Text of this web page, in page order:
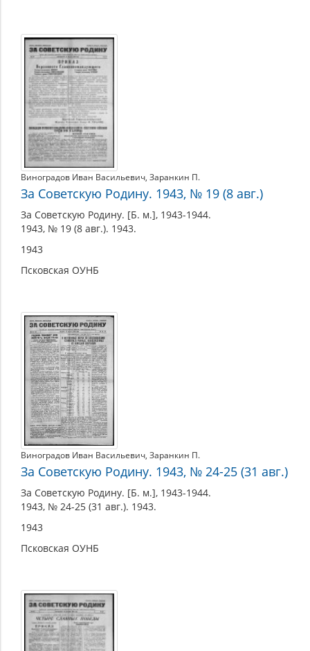
Виноградов Иван Васильевич, Заранкин П.
За Советскую Родину. 1943, № 19 (8 авг.)
За Советскую Родину. [Б. м.], 1943-1944.
1943, № 19 (8 авг.). 1943.
1943
Псковская ОУНБ
Виноградов Иван Васильевич, Заранкин П.
За Советскую Родину. 1943, № 24-25 (31 авг.)
За Советскую Родину. [Б. м.], 1943-1944.
1943, № 24-25 (31 авг.). 1943.
1943
Псковская ОУНБ